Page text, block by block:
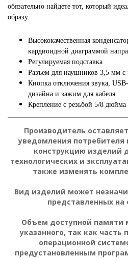
обязательно найдете тот, который
образу.
Высококачественная
кардиоидной диаграммой
Регулируемая подставка
Разъем для наушников 3,5 мм с
Кнопка отключения звука,
дизайна и зажим для кабеля
Крепление с резьбой 5/8 дюйма
Производитель
уведомления потребителя
конструкцию изделий
технологических и
также изменять
Вид изделий может
представленных на
Объем доступной
указанного, так как часть
операционной
предустановленным